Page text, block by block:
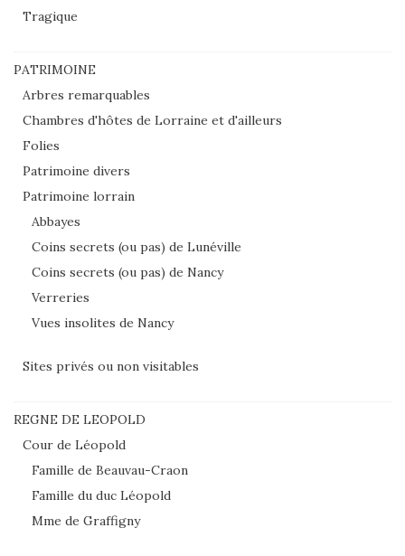
Tragique
PATRIMOINE
Arbres remarquables
Chambres d'hôtes de Lorraine et d'ailleurs
Folies
Patrimoine divers
Patrimoine lorrain
Abbayes
Coins secrets (ou pas) de Lunéville
Coins secrets (ou pas) de Nancy
Verreries
Vues insolites de Nancy
Sites privés ou non visitables
REGNE DE LEOPOLD
Cour de Léopold
Famille de Beauvau-Craon
Famille du duc Léopold
Mme de Graffigny